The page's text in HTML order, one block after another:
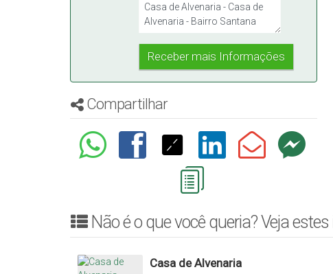
Compartilhar
Não é o que você queria? Veja
Casa de Alvenaria